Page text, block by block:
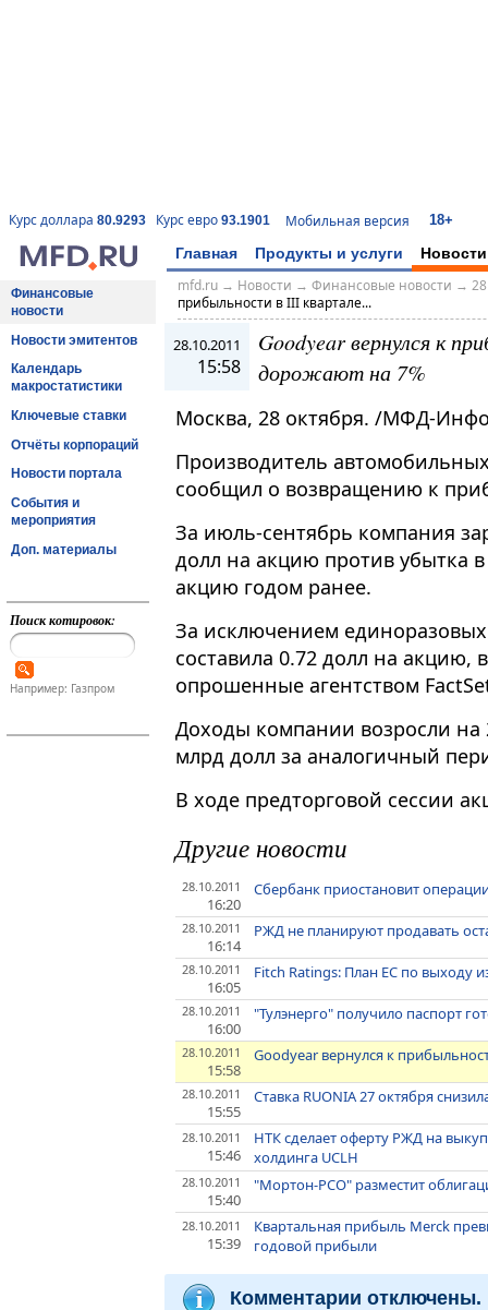
Курс доллара 80.9293 Курс евро 93.1901 Мобильная версия 18+
Главная Продукты и услуги Новости
Финансовые
новости
Новости эмитентов
Календарь
макростатистики
Ключевые ставки
Отчёты корпораций
Новости портала
События и
мероприятия
Доп. материалы
Поиск котировок:
Например: Газпром
mfd.ru→ Новости → Финансовые новости →
прибыльности в III квартале...
28.10.2011
15:58
Goodyear вернулся к
дорожают на 7%
Москва, 28 октября. /МФД-
Производитель
сообщил о возвращению к
За июль-сентябрь компания
долл на акцию против убытка
акцию годом ранее.
За исключением
составила 0.72 долл на акцию,
опрошенные агентством
Доходы компании возросли на
млрд долл за аналогичный
В ходе предторговой сессии
Другие новости
28.10.2011
16:20
Сбербанк приостановит
28.10.2011
16:14
РЖД не планируют продавать
28.10.2011
16:05
Fitch Ratings: План ЕС по выходу
28.10.2011
16:00
"Тулэнерго" получило паспорт
28.10.2011
15:58
Goodyear вернулся к
28.10.2011
15:55
Ставка RUONIA 27 октября
28.10.2011
15:46
НТК сделает оферту РЖД на
холдинга UCLH
28.10.2011
15:40
"Мортон-РСО" разместит
28.10.2011
15:39
Квартальная прибыль Merck
годовой прибыли
Комментарии отключены.